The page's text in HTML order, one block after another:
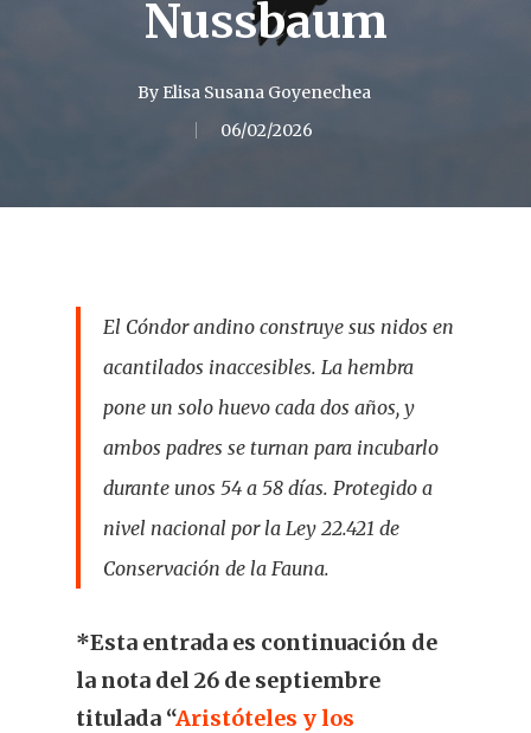
Nussbaum
By Elisa Susana Goyenechea
06/02/2026
El Cóndor andino construye sus nidos en
acantilados inaccesibles. La hembra
pone un solo huevo cada dos años, y
ambos padres se turnan para incubarlo
durante unos 54 a 58 días. Protegido a
nivel nacional por la Ley 22.421 de
Conservación de la Fauna.
*Esta entrada es continuación de
la nota del 26 de septiembre
titulada “Aristóteles y los